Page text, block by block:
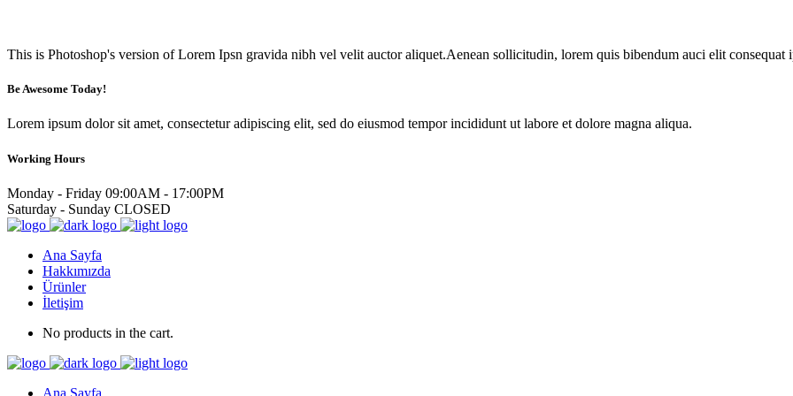
This is Photoshop's version of Lorem Ipsn gravida nibh vel velit auctor aliquet.Aenean sollicitudin, lorem quis bibendum auci elit consequat
Be Awesome Today!
Lorem ipsum dolor sit amet, consectetur adipiscing elit, sed do eiusmod tempor incididunt ut labore et dolore magna aliqua.
Working Hours
Monday - Friday 09:00AM - 17:00PM
Saturday - Sunday CLOSED
Ana Sayfa
Hakkımızda
Ürünler
İletişim
No products in the cart.
Ana Sayfa